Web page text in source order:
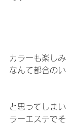
カラーも楽し
なんて都合の
と思ってしま
ラーエステで